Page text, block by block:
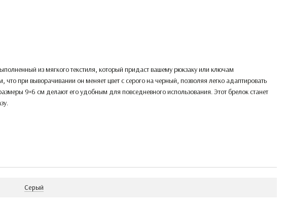
из мягкого текстиля, который придаст вашему рюкзаку или ключам
что при выворачивании он меняет цвет с серого на черный, позволяя легко адаптировать
9×6 см делают его удобным для повседневного использования. Этот брелок станет
Cерый